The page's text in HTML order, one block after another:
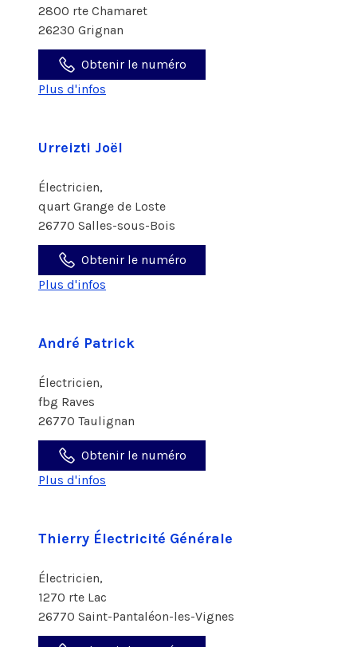
2800 rte Chamaret
26230 Grignan
Obtenir le numéro
Plus d'infos
Urreizti Joël
Électricien,
quart Grange de Loste
26770 Salles-sous-Bois
Obtenir le numéro
Plus d'infos
André Patrick
Électricien,
fbg Raves
26770 Taulignan
Obtenir le numéro
Plus d'infos
Thierry Électricité Générale
Électricien,
1270 rte Lac
26770 Saint-Pantaléon-les-Vignes